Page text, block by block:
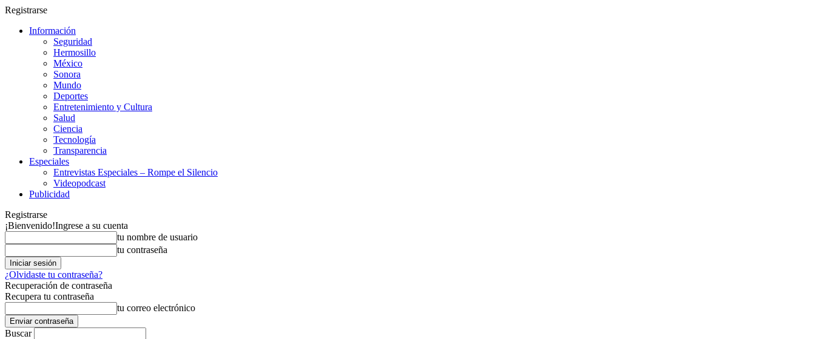
Registrarse
Información
Seguridad
Hermosillo
México
Sonora
Mundo
Deportes
Entretenimiento y Cultura
Salud
Ciencia
Tecnología
Transparencia
Especiales
Entrevistas Especiales – Rompe el Silencio
Videopodcast
Publicidad
Registrarse
¡Bienvenido!Ingrese a su cuenta
tu nombre de usuario
tu contraseña
¿Olvidaste tu contraseña?
Recuperación de contraseña
Recupera tu contraseña
tu correo electrónico
Buscar